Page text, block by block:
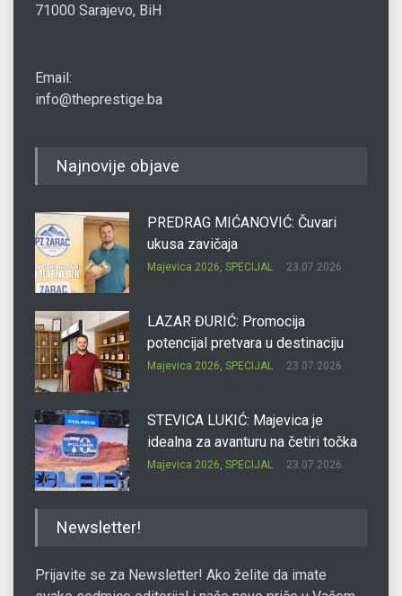
71000 Sarajevo, BiH
Email:
info@theprestige.ba
Najnovije objave
PREDRAG MIĆANOVIĆ: Čuvari
ukusa zavičaja
Majevica 2026, SPECIJAL 23.07.2026.
LAZAR ĐURIĆ: Promocija
potencijal pretvara u destinaciju
Majevica 2026, SPECIJAL 23.07.2026.
STEVICA LUKIĆ: Majevica je
idealna za avanturu na četiri točka
Majevica 2026, SPECIJAL 23.07.2026.
Newsletter!
Prijavite se za Newsletter! Ako želite da imate